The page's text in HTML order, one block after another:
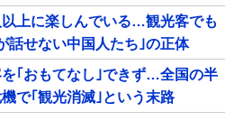
上に楽しんでいる…観光客でも
話せない中国人たち｣の正体
｢おもてなし｣できず…全国の半
で｢観光消滅｣という末路